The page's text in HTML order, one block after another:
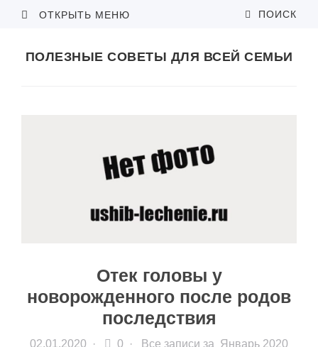
ОТКРЫТЬ МЕНЮ ПОИСК
ПОЛЕЗНЫЕ СОВЕТЫ ДЛЯ ВСЕЙ СЕМЬИ
Отек головы у
новорожденного после родов
последствия
02.01.2020 · 0 · Все записи за Январь 2020